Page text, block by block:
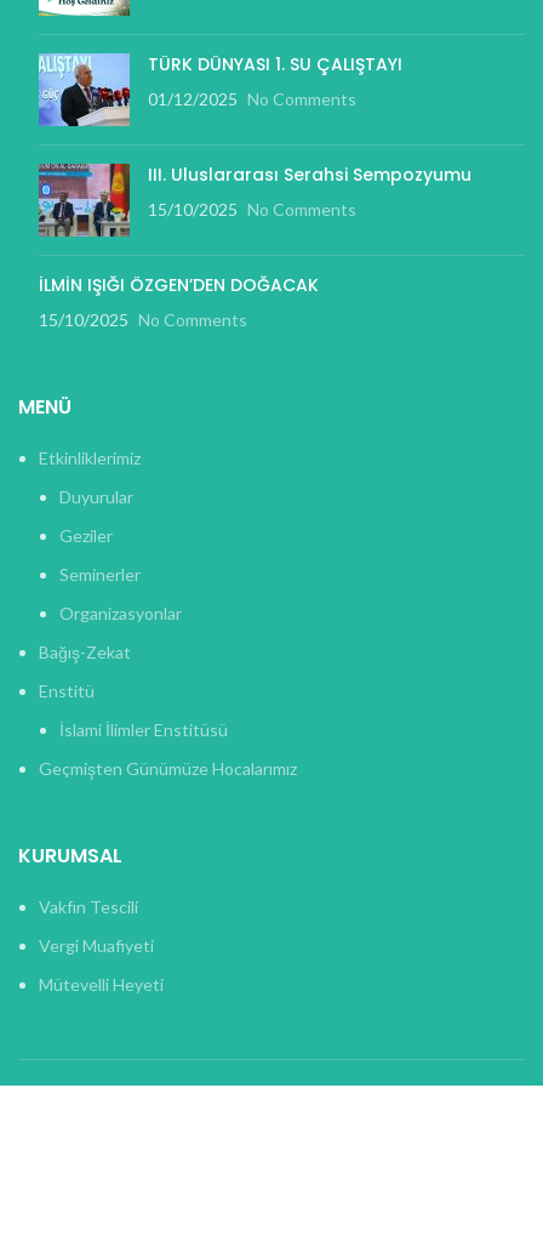
TÜRK DÜNYASI 1. SU ÇALIŞTAYI
01/12/2025 No Comments
III. Uluslararası Serahsi Sempozyumu
15/10/2025 No Comments
İLMİN IŞIĞI ÖZGEN’DEN DOĞACAK
15/10/2025 No Comments
MENÜ
Etkinliklerimiz
Duyurular
Geziler
Seminerler
Organizasyonlar
Bağış-Zekat
Enstitü
İslami İlimler Enstitüsü
Geçmişten Günümüze Hocalarımız
KURUMSAL
Vakfın Tescili
Vergi Muafiyeti
Mütevelli Heyeti